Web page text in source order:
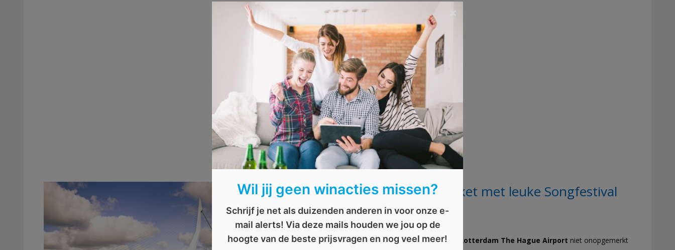
AFGELOPEN: Win een cadeaupakket met leuke Songfestival
goodies
Het Songfestival vindt dit jaar plaats in Rotterdam en dat laat Rotterdam The Hague Airport niet onopgemerkt
Wil jij geen winacties missen?
Schrijf je net als duizenden anderen in voor onze e-
mail alerts! Via deze mails houden we jou op de
hoogte van de beste prijsvragen en nog veel meer!
×